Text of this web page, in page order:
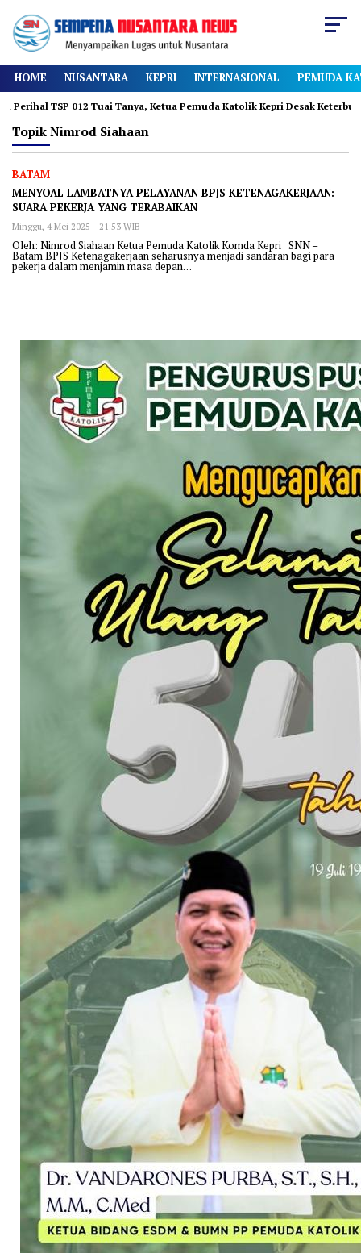
HOME NUSANTARA KEPRI INTERNASIONAL PEMUDA
TSP 012 Tuai Tanya, Ketua Pemuda Katolik Kepri Desak Keterbukaan
Topik Nimrod Siahaan
BATAM
MENYOAL LAMBATNYA PELAYANAN BPJS KETENAGAKERJAAN:
SUARA PEKERJA YANG TERABAIKAN
Minggu, 4 Mei 2025 - 21:53 WIB
Oleh: Nimrod Siahaan Ketua Pemuda Katolik Komda Kepri SNN –
Batam BPJS Ketenagakerjaan seharusnya menjadi sandaran bagi para
pekerja dalam menjamin masa depan…